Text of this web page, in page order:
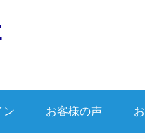
ン お客様の声